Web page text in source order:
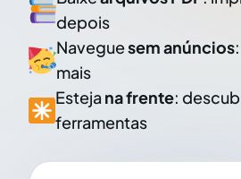
depois
Naveguesem anúncios
mais
Esteja na frente:
ferramentas